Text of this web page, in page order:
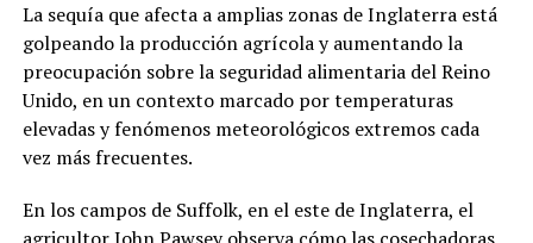
confirmadas de manera independiente.
Una vez en República Centroafricana, las autoridades
locales les comunicaron que podrían permanecer
temporalmente en el país bajo un visado. Sin embargo,
Sánchez aseguró que existen restricciones para
La sequía que afecta a amplias zonas de Inglaterra está
golpeando la producción agrícola y aumentando la
preocupación sobre la seguridad alimentaria del Reino
Unido, en un contexto marcado por temperaturas
elevadas y fenómenos meteorológicos extremos cada
vez más frecuentes.
En los campos de Suffolk, en el este de Inglaterra, el